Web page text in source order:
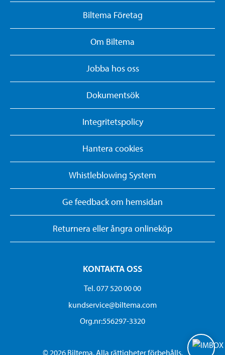
Biltema Företag
Om Biltema
Jobba hos oss
Dokumentsök
Integritetspolicy
Hantera cookies
Whistleblowing System
Ge feedback om hemsidan
Returnera eller ångra onlineköp
KONTAKTA OSS
Tel. 077 520 00 00
kundservice@biltema.com
Org.nr:556297-3320
© 2026 Biltema. Alla rättigheter förbehålls.